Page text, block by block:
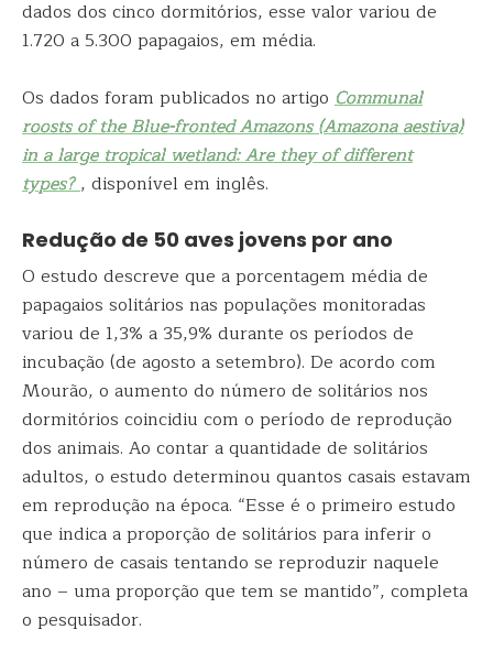
dados dos cinco dormitórios, esse valor variou de
1.720 a 5.300 papagaios, em média.
Os dados foram publicados no artigo Communal
roosts of the Blue-fronted Amazons (Amazona aestiva)
in a large tropical wetland: Are they of different
types?, disponível em inglês.
Redução de 50 aves jovens por ano
O estudo descreve que a porcentagem média de
papagaios solitários nas populações monitoradas
variou de 1,3% a 35,9% durante os períodos de
incubação (de agosto a setembro). De acordo com
Mourão, o aumento do número de solitários nos
dormitórios coincidiu com o período de reprodução
dos animais. Ao contar a quantidade de solitários
adultos, o estudo determinou quantos casais estavam
em reprodução na época. “Esse é o primeiro estudo
que indica a proporção de solitários para inferir o
número de casais tentando se reproduzir naquele
ano – uma proporção que tem se mantido”, completa
o pesquisador.